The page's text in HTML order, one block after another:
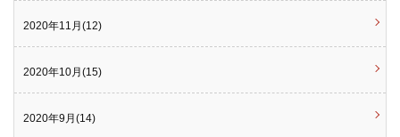
2020年11月(12)
2020年10月(15)
2020年9月(14)